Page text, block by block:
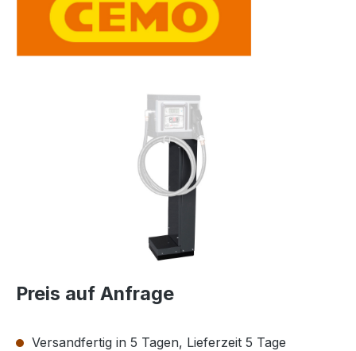
Bildergalerie überspringen
Preis auf Anfrage
Versandfertig in 5 Tagen, Lieferzeit 5 Tage